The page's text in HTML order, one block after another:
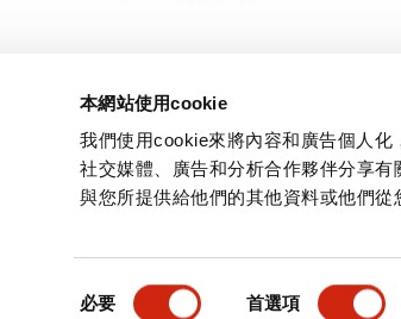
本網站使用cookie
我們使用cookie來將內容和廣告個人
社交媒體、廣告和分析合作夥伴分享
與您所提供給他們的其他資料或他們從
必要 首選項
訂閱
隱私權政策使用條款